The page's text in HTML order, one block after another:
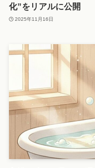
化”をリアルに公開
2025年11月16日